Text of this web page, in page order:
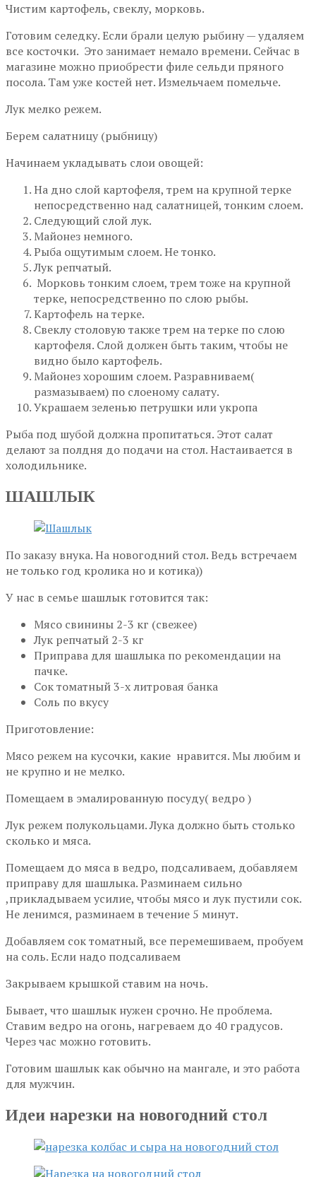
Чистим картофель, свеклу, морковь.
Готовим селедку. Если брали целую рыбину — удаляем
все косточки. Это занимает немало времени. Сейчас в
магазине можно приобрести филе сельди пряного
посола. Там уже костей нет. Измельчаем помельче.
Лук мелко режем.
Берем салатницу (рыбницу)
Начинаем укладывать слои овощей:
На дно слой картофеля, трем на крупной терке
непосредственно над салатницей, тонким слоем.
Следующий слой лук.
Майонез немного.
Рыба ощутимым слоем. Не тонко.
Лук репчатый.
Морковь тонким слоем, трем тоже на крупной
терке, непосредственно по слою рыбы.
Картофель на терке.
Свеклу столовую также трем на терке по слою
картофеля. Слой должен быть таким, чтобы не
видно было картофель.
Майонез хорошим слоем. Разравниваем(
размазываем) по слоеному салату.
Украшаем зеленью петрушки или укропа
Рыба под шубой должна пропитаться. Этот салат
делают за полдня до подачи на стол. Настаивается в
холодильнике.
ШАШЛЫК
По заказу внука. На новогодний стол. Ведь встречаем
не только год кролика но и котика))
У нас в семье шашлык готовится так:
Мясо свинины 2-3 кг (свежее)
Лук репчатый 2-3 кг
Приправа для шашлыка по рекомендации на
пачке.
Сок томатный 3-х литровая банка
Соль по вкусу
Приготовление:
Мясо режем на кусочки, какие нравится. Мы любим и
не крупно и не мелко.
Помещаем в эмалированную посуду( ведро )
Лук режем полукольцами. Лука должно быть столько
сколько и мяса.
Помещаем до мяса в ведро, подсаливаем, добавляем
приправу для шашлыка. Разминаем сильно
,прикладываем усилие, чтобы мясо и лук пустили сок.
Не ленимся, разминаем в течение 5 минут.
Добавляем сок томатный, все перемешиваем, пробуем
на соль. Если надо подсаливаем
Закрываем крышкой ставим на ночь.
Бывает, что шашлык нужен срочно. Не проблема.
Ставим ведро на огонь, нагреваем до 40 градусов.
Через час можно готовить.
Готовим шашлык как обычно на мангале, и это работа
для мужчин.
Идеи нарезки на новогодний стол